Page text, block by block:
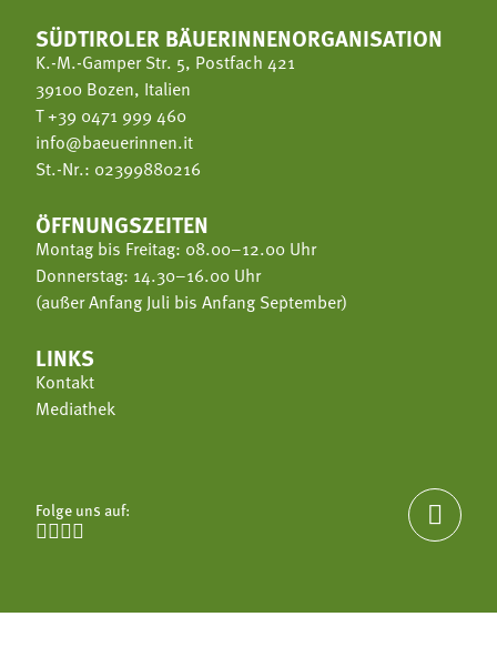
SÜDTIROLER BÄUERINNENORGANISATION
K.-M.-Gamper Str. 5, Postfach 421
39100 Bozen, Italien
T+39 0471 999 460
info@baeuerinnen.it
St.-Nr.: 02399880216
ÖFFNUNGSZEITEN
Montag bis Freitag: 08.00–12.00 Uhr
Donnerstag: 14.30–16.00 Uhr
(außer Anfang Juli bis Anfang September)
LINKS
Kontakt
Mediathek
Folge uns auf:

